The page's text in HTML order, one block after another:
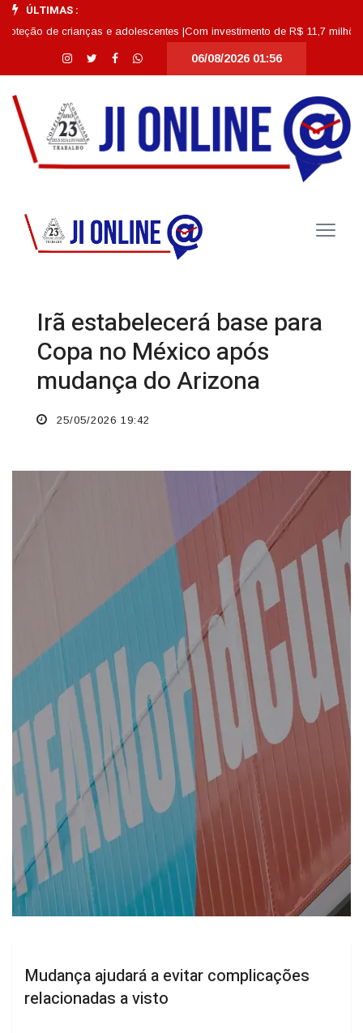
ÚLTIMAS :
de crianças e adolescentes |Com investimento de R$ 11,7 milhões,
06/08/2026 01:56
Irã estabelecerá base para
Copa no México após
mudança do Arizona
25/05/2026 19:42
Mudança ajudará a evitar complicações
relacionadas a visto